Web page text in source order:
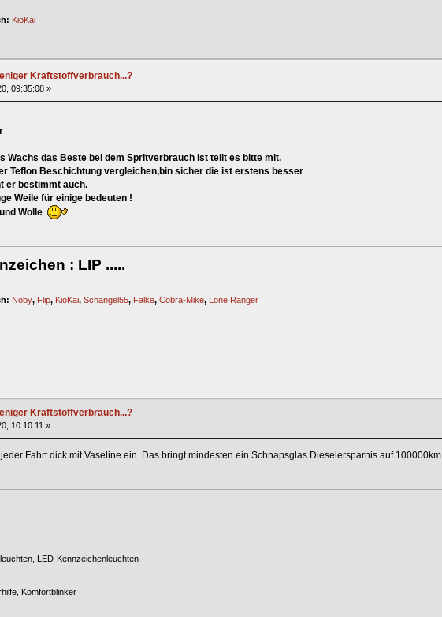
KioKai
Kraftstoffverbrauch...?
09:35:08 »
das Beste bei dem Spritverbrauch ist teilt es bitte mit.
Beschichtung vergleichen,bin sicher die ist erstens besser
bestimmt auch.
für einige bedeuten !
Wolle
: LIP .....
Noby, Flip, KioKai, Schängel55, Falke, Cobra-Mike, Lone Ranger
Kraftstoffverbrauch...?
10:10:11 »
Fahrt dick mit Vaseline ein. Das bringt mindesten ein Schnapsglas Dieselersparnis auf 100000km
LED-Kennzeichenleuchten
Komfortblinker